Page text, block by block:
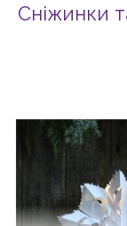
Сніжинки